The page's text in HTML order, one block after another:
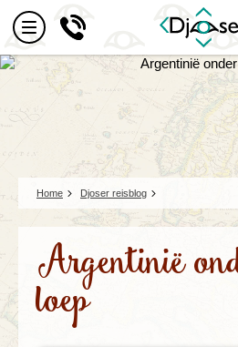
Home Djoser reisblog
Argentinië
loep